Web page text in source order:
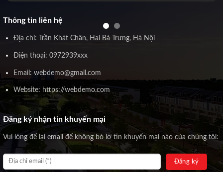
Thông tin liên hệ
Địa chỉ: Trần Khát Chân, Hai Bà Trưng, Hà Nội
Điện thoại: 0972939xxx
Email: webdemo@gmail.com
Website: https://webdemo.com
Đăng ký nhận tin khuyến mại
Vui lòng để lại email để không bỏ lỡ tin khuyến mại nào của chúng tôi: